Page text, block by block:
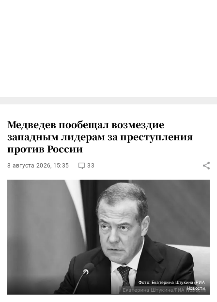
Медведев пообещал возмездие
западным лидерам за преступления
против России
8 августа 2026, 15:35 33
Фото: Екатерина Штукина/РИА
Новости